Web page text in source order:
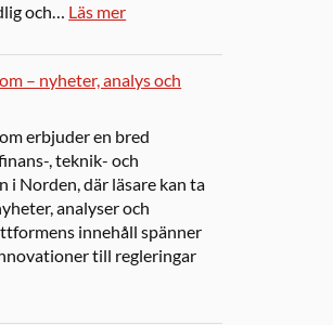
och… Läs mer
– nyheter, analys och
erbjuder en bred
, teknik- och
i Norden, där läsare kan ta
analyser och
innehåll spänner
till regleringar